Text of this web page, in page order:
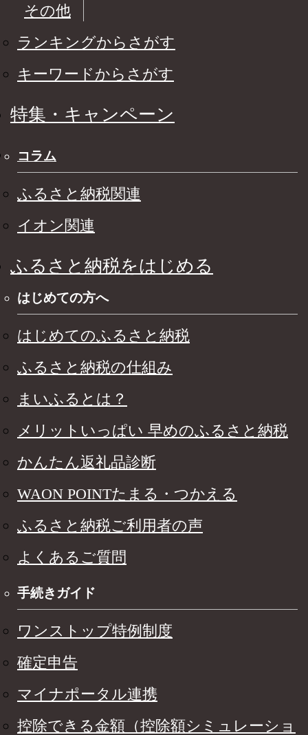
その他
ランキングからさがす
キーワードからさがす
特集・キャンペーン
コラム
ふるさと納税関連
イオン関連
ふるさと納税をはじめる
はじめての方へ
はじめてのふるさと納税
ふるさと納税の仕組み
まいふるとは？
メリットいっぱい 早めのふるさと納税
かんたん返礼品診断
WAON POINTたまる・つかえる
ふるさと納税ご利用者の声
よくあるご質問
手続きガイド
ワンストップ特例制度
確定申告
マイナポータル連携
控除できる金額（控除額シミュレーショ